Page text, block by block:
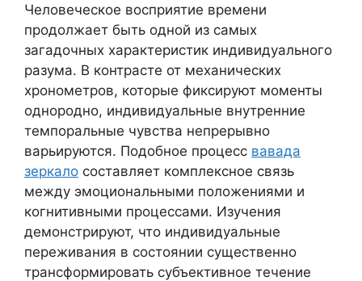
Человеческое восприятие времени
продолжает быть одной из самых
загадочных характеристик индивидуального
разума. В контрасте от механических
хронометров, которые фиксируют моменты
однородно, индивидуальные внутренние
темпоральные чувства непрерывно
варьируются. Подобное процесс вавада
зеркало составляет комплексное связь
между эмоциональными положениями и
когнитивными процессами. Изучения
демонстрируют, что индивидуальные
переживания в состоянии существенно
трансформировать субъективное течение